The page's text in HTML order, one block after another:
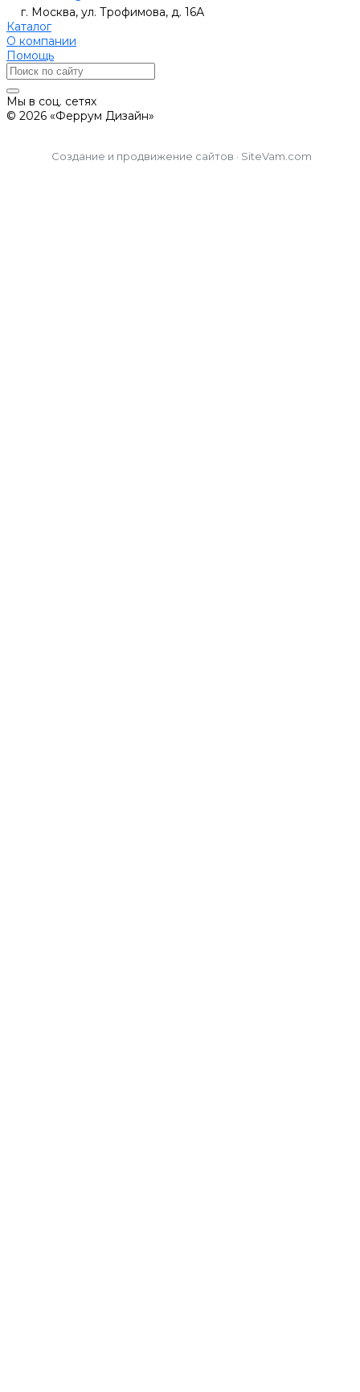
г. Москва, ул. Трофимова, д. 16А
Каталог
О компании
Помощь
Мы в соц. сетях
© 2026 «Феррум Дизайн»
Создание и продвижение сайтов · SiteVam.com